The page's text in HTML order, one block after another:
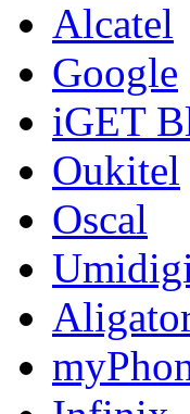
Alcatel
Google
iGET
Oukitel
Oscal
Umidigi